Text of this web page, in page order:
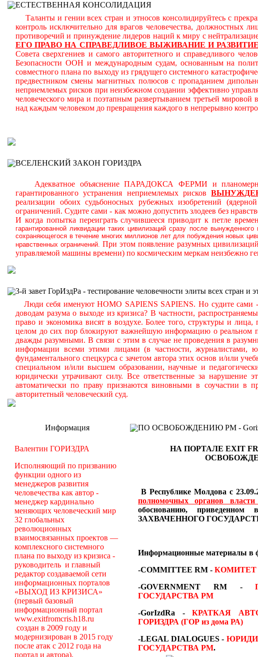
ЕСТЕСТВЕННАЯ КОНСОЛИДАЦИЯ
Таланты и гении всех стран и этносов консолидируйтесь с
контроль исключительно для врагов человечества, должностных
противоречий и принуждение лидеров наций к миру с
ЕГО ПРАВО НА СПРАВЕДЛИВОЕ ВЫЖИВАНИЕ И
Совета сверхгениев и самого авторитетного и справедливого
Безопасности ООН и международным судам, основанным на
совместного плана по выходу из грядущего системного
предвестником смены магнитных полюсов с пропаданием
неприемлемых рисков при неизбежном создании эффективно
человеческого мира и поэтапным развертыванием третьей
над каждым человеком до превращения каждого в непрерывно
ВСЕЛЕНСКИЙ ЗАКОН ГОРИЗДРА
Адекватное объяснение ПАРАДОКСА ФЕРМИ и
гарантированного устранения неприемлемых рисков
реализации обоих судьбоносных рубежных изобретений
ограничений. Судите сами - как можно допустить злодеев без
И когда попытка переиграть случившееся приводит к петле
гарантированной ликвидации таких цивилизаций сразу после
сохраняющегося в течение многих миллионов лет для побуждения новых
нравственных ограничений. При этом появление разумных
управляемой машины времени) по космическим меркам неизбежно
3-й завет ГорИздРа - тестирование человечности элиты всех стран и
Люди себя именуют HOMO SAPIENS SAPIENS. Но судите сами
доводам разума о выходе из кризиса? В частности,
право и экономика висят в воздухе. Более того, структуры и
целом до сих пор блокируют важнейшую информацию о реальном
дважды разумными. В связи с этим в случае не проведения в
информации всеми этими лицами (в частности, журналистами,
фундаментального спецкурса с зачетом автора этих основ и/или
специальном и/или высшем образовании, научные и
юридически утрачивают силу. Все ответственные за
автоматически по праву признаются виновными в соучастии в
авторитетный человеческий суд.
Информация
Валентин ГОРИЗДРА
Исполняющий по призванию
функции одного из
менеджеров развития
человечества как автор -
менеджер кардинально
меняющих человеческий мир
32 глобальных
революционных
взаимосвязанных проектов —
комплексного системного
плана по выходу из кризиса -
руководитель и главный
редактор создаваемой сети
информационных порталов
«ВЫХОД ИЗ КРИЗИСА»
(первый базовый
информационный портал
www.exitfromcris.h18.ru
создан в 2009 году и
модернизирован в 2015 году
после атак с 2012 года на
портал и автора).
ПО ОСВОБОЖДЕНИЮ РМ -
НА ПОРТАЛЕ EXIT
В Республике Молдова с
полномочных органов
обоснованию,
ЗАХВАЧЕННОГО
Информационные материалы в
-COMMITTEE RM - КОМИТЕТ
-GOVERNMENT RM -
ГОСУДАРСТВА РМ
-GorIzdRa -КРАТКАЯ
ГОРИЗДРА (ГОР из дома РА)
-LEGAL DIALOGUES -
ГОСУДАРСТВА РМ.